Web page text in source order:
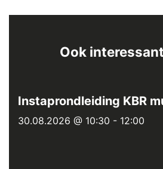
Ook
Instaprondleiding KBR
30.08.2026 @ 10:30 - 12:00